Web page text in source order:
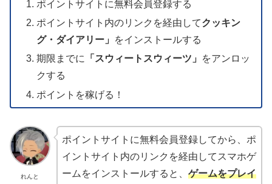
ポイントサイトに無料会員登録する
ポイントサイト内のリンクを経由してクッキン
グ・ダイアリー」
をインストールする
期限までに 「 スウィートスウィーツ 」
をアンロッ
クする
ポイントを稼げる！
れんと
ポイントサイトに無料会員登録してから、ポ
イントサイト内のリンクを経由してスマホゲ
ームをインストールすると、 ゲームをプレイ